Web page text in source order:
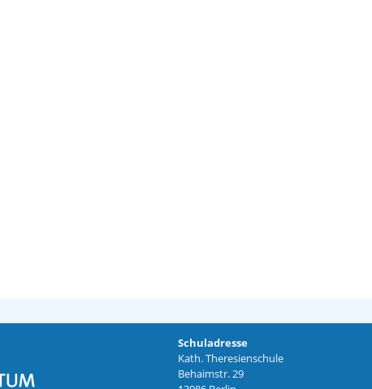
Schuladresse
Kath. Theresienschule
Behaimstr. 29